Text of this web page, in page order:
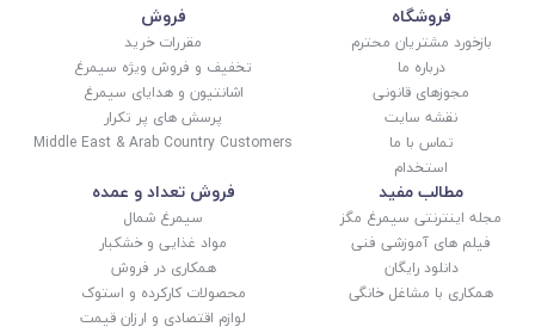
فروشگاه
بازخورد مشتریان محترم
درباره ما
مجوزهای قانونی
نقشه سایت
تماس با ما
استخدام
فروش
مقررات خرید
تخفیف و فروش ویژه سیمرغ
اشانتیون و هدایای سیمرغ
پرسش های پر تکرار
Middle East & Arab Country Customers
مطالب مفید
مجله اینترنتی سیمرغ مگز
فیلم های آموزشی فنی
دانلود رایگان
همکاری با مشاغل خانگی
فروش تعداد و عمده
سیمرغ شمال
مواد غذایی و خشکبار
همکاری در فروش
محصولات کارکرده و استوک
لوازم اقتصادی و ارزان قیمت